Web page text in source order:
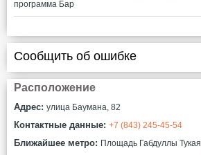
программа Бар
Сообщить об ошибке
Расположение
Адрес: улица Баумана, 82
Контактные данные: +7 (843) 245-45-54
Ближайшее метро: Площадь Габдуллы Тукая